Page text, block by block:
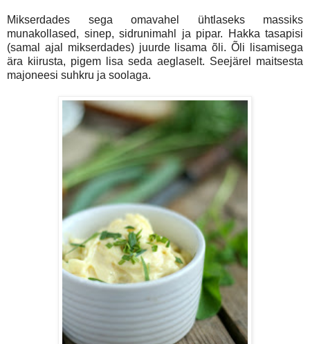
Mikserdades sega omavahel ühtlaseks massiks
munakollased, sinep, sidrunimahl ja pipar. Hakka tasapisi
(samal ajal mikserdades) juurde lisama õli. Õli lisamisega
ära kiirusta, pigem lisa seda aeglaselt. Seejärel maitsesta
majoneesi suhkru ja soolaga.